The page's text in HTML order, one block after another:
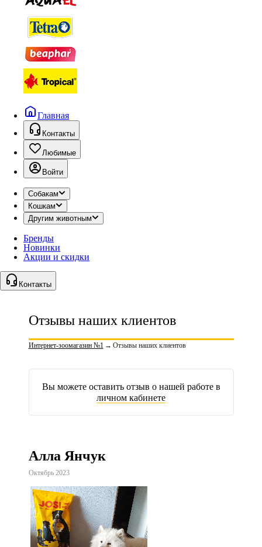
Главная
Контакты
Любимые
Войти
Собакам
Кошкам
Другим животным
Бренды
Новинки
Акции и скидки
Контакты
Отзывы наших клиентов
Интернет-зоомагазин №1 → Отзывы наших клиентов
Вы можете оставить отзыв о нашей работе в
личном кабинете
Алла Янчук
Октябрь 2023